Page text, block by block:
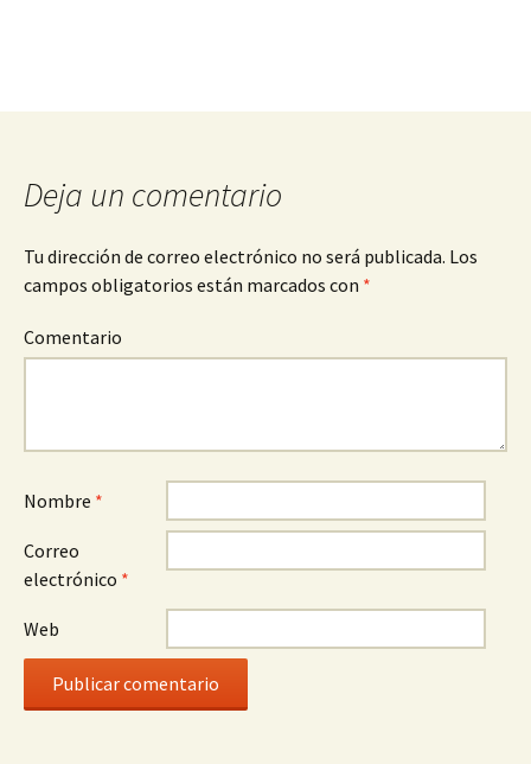
Deja un comentario
Tu dirección de correo electrónico no será publicada. Los
campos obligatorios están marcados con *
Comentario
Nombre *
Correo
electrónico *
Web